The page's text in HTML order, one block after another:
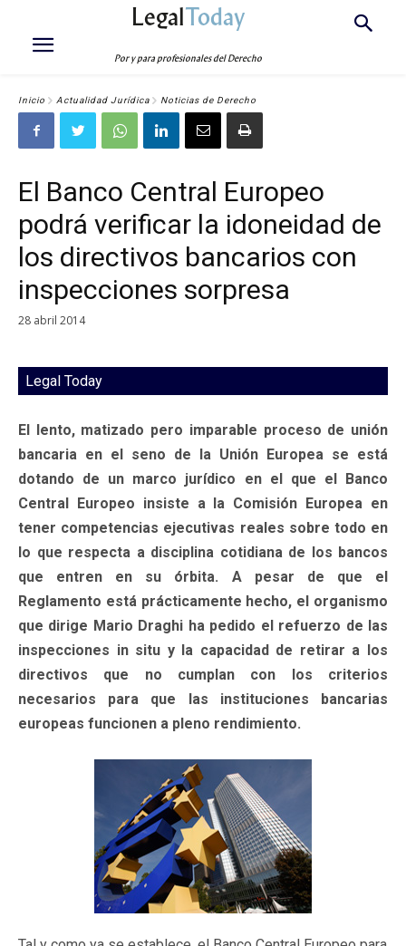
LegalToday
Por y para profesionales del Derecho
Inicio Actualidad Jurídica Noticias de Derecho
El Banco Central Europeo
podrá verificar la idoneidad de
los directivos bancarios con
inspecciones sorpresa
28 abril 2014
Legal Today
El lento, matizado pero imparable proceso de unión
bancaria en el seno de la Unión Europea se está
dotando de un marco jurídico en el que el Banco
Central Europeo insiste a la Comisión Europea en
tener competencias ejecutivas reales sobre todo en
lo que respecta a disciplina cotidiana de los bancos
que entren en su órbita. A pesar de que el
Reglamento está prácticamente hecho, el organismo
que dirige Mario Draghi ha pedido el refuerzo de las
inspecciones in situ y la capacidad de retirar a los
directivos que no cumplan con los criterios
necesarios para que las instituciones bancarias
europeas funcionen a pleno rendimiento.